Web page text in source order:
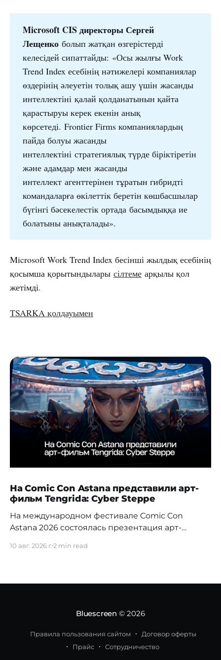
Microsoft CIS директоры Сергей
Лещенкоболып жатқан өзгерістерді
келесідей сипаттайды: «Осы жылғы Work
Trend Index есебінің нәтижелері компаниялар
өздерінің әлеуетін толық ашу үшін жасанды
интеллектіні қалай қолданатынын қайта
қарастыруы керек екенін анық
көрсетеді. Frontier Firms компаниялардың
пайда болуы жасанды
интеллектіні стратегиялық түрде біріктіретін
және адамдар мен жасанды
интеллект агенттерінен тұратын гибридті
командаларға өкілеттік беретін көшбасшылар
бүгінгі бәсекелестік ортада басымдыққа ие
болатыны анықталады».
Microsoft Work Trend Index бесінші жылдық есебінің
қосымша қорытындылары сілтеме арқылы қол
жетімді.
TSARKA қолдауымен
На Comic Con Astana представили арт-
фильм Tengrida: Cyber Steppe
На международном фестивале Comic Con
Astana 2026 состоялась презентация арт-
казахстанского проекта, объединившего
культуры Великой степи. На
представили трехминутный AI-анимационный
авторскую вселенную. В центре истории —
молодая девушка
10 авг. 2026 г.2 min read
Bluescreen © 2026
Правила пользования сайтом
Договор оферты
Прайс
Сотрудничество